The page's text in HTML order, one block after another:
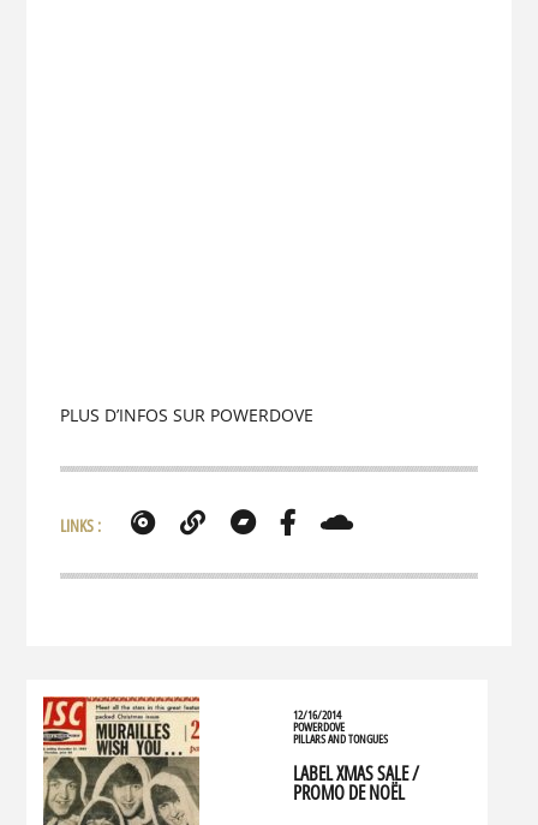
PLUS D’INFOS SUR POWERDOVE
LINKS :
12/16/2014
POWERDOVE
PILLARS AND TONGUES
LABEL XMAS SALE /
PROMO DE NOËL